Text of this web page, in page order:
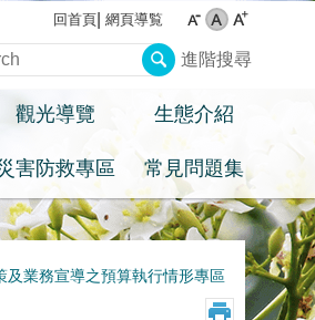
回首頁 網頁導覧
進階搜尋
觀光導覽 生態介紹
害防救專區 常見問題集
及業務宣導之預算執行情形專區